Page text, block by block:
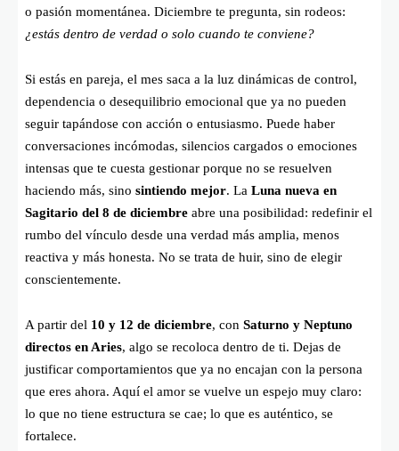
o pasión momentánea. Diciembre te pregunta, sin rodeos:
¿estás dentro de verdad o solo cuando te conviene?
Si estás en pareja, el mes saca a la luz dinámicas de control,
dependencia o desequilibrio emocional que ya no pueden
seguir tapándose con acción o entusiasmo. Puede haber
conversaciones incómodas, silencios cargados o emociones
intensas que te cuesta gestionar porque no se resuelven
haciendo más, sino sintiendo mejor. La Luna nueva en
Sagitario del 8 de diciembre abre una posibilidad: redefinir el
rumbo del vínculo desde una verdad más amplia, menos
reactiva y más honesta. No se trata de huir, sino de elegir
conscientemente.
A partir del 10 y 12 de diciembre, con Saturno y Neptuno
directos en Aries, algo se recoloca dentro de ti. Dejas de
justificar comportamientos que ya no encajan con la persona
que eres ahora. Aquí el amor se vuelve un espejo muy claro:
lo que no tiene estructura se cae; lo que es auténtico, se
fortalece.